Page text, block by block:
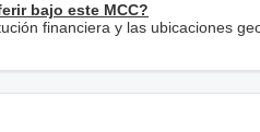
bajo este MCC?
financiera y las ubicaciones